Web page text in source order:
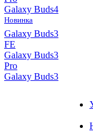
Galaxy Buds4
Новинка
Galaxy Buds3
FE
Galaxy Buds3
Pro
Galaxy Buds3